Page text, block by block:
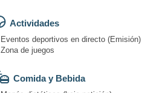
Actividades
Eventos deportivos en directo (Emisión)
Zona de juegos
Comida y Bebida